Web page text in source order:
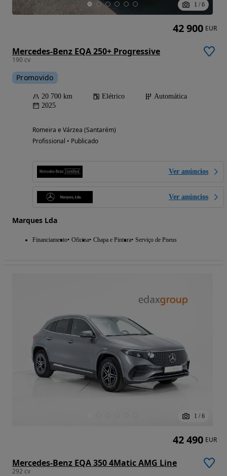
1 / 6
Mercedes-Benz EQA 250+ Progressive
190 cv
Promovido
20 700 km Elétrico
Automática
2025
Romeira e Várzea (Santarém)
Profissional • Publicado
Ver anúncios
Ver anúncios
Marques Lda
Financiamento Oficina Chapa e Pintura Serviço de Pneus
42 900 EUR
1 / 6
Mercedes-Benz EQA 350 4Matic AMG Line
292 cv
42 490 EUR